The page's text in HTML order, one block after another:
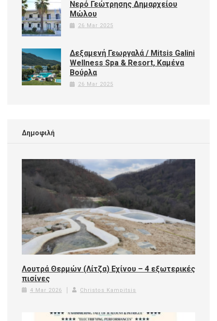
Νερό Γεώτρησης Δημαρχείου
Μώλου
26 Mar 2025
Δεξαμενή Γεωργαλά / Mitsis Galini
Wellness Spa & Resort, Καμένα
Βούρλα
26 Mar 2025
Δημοφιλή
Λουτρά Θερμών (Λίτζα) Εχίνου – 4 εξωτερικές
πισίνες
4 Mar 2026 Christos Kampitsis